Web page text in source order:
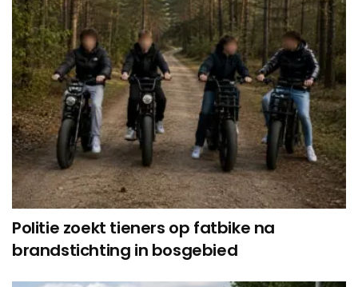
Politie zoekt tieners op fatbike na
brandstichting in bosgebied